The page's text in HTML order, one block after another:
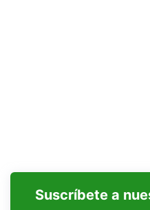
Suscríbete a